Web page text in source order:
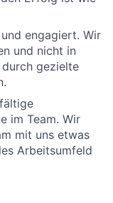
engagiert. Wir
und nicht in
gezielte
im Team. Wir
mit uns etwas
Arbeitsumfeld